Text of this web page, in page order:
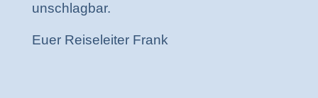
unschlagbar.
Euer Reiseleiter Frank